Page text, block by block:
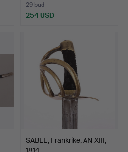
29 bud
254 USD
SABEL, Frankrike, AN XIII,
1814.